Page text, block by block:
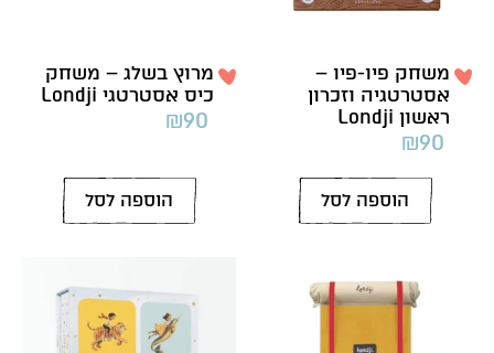
משחק פיו-פיו –
אסטרטגיה וזכרון
ראשון Londji
₪90
הוספה לסל
מרוץ בשלג – משחק
כיס אסטרטגי Londji
₪90
הוספה לסל